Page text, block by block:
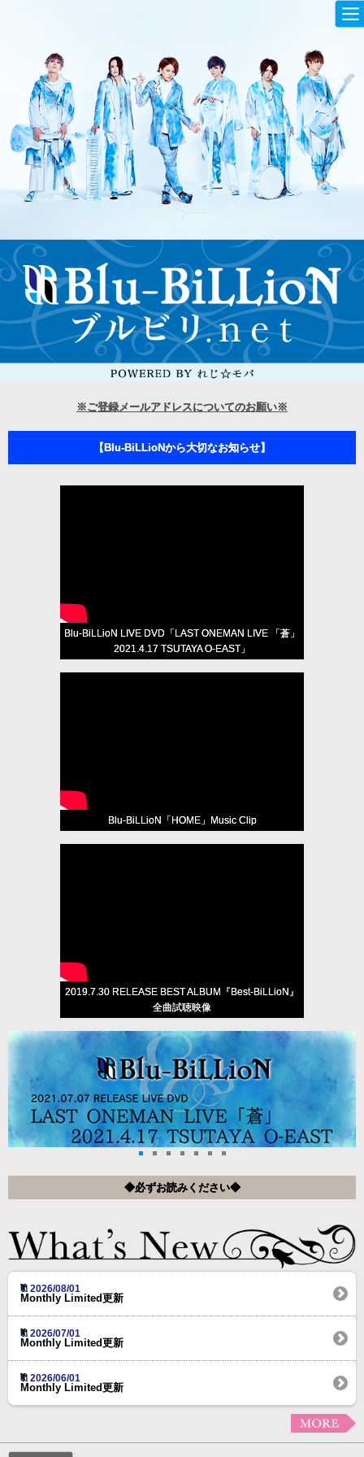
※ご登録メールアドレスについてのお願い※
【Blu-BiLLioNから大切なお知らせ】
Blu-BiLLioN LIVE DVD「LAST ONEMAN LIVE 「蒼」
2021.4.17 TSUTAYA O-EAST」
Blu-BiLLioN「HOME」Music Clip
2019.7.30 RELEASE BEST ALBUM『Best-BiLLioN』
全曲試聴映像
◆必ずお読みください◆
2026/08/01
Monthly Limited更新
2026/07/01
Monthly Limited更新
2026/06/01
Monthly Limited更新